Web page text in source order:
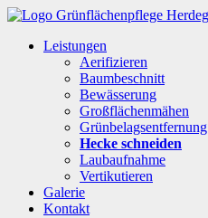
Leistungen
Aerifizieren
Baumbeschnitt
Bewässerung
Großflächenmähen
Grünbelagsentfernung
Hecke schneiden
Laubaufnahme
Vertikutieren
Galerie
Kontakt